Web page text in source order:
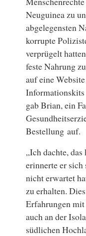
Neuguinea zu
abgelegensten
korrupte
verprügelt
feste Nahrung
auf eine
Informationskits
gab Brian, ein
Bestellung auf.
„Ich dachte,
erinnerte er sich
nicht erwartet
zu erhalten.
Erfahrungen
auch an der
südlichen